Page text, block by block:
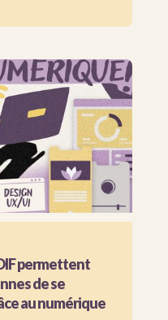
permettent
de se
au numérique